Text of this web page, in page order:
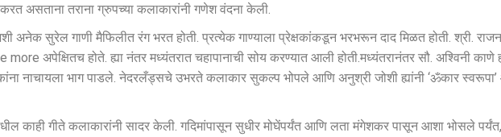
असताना तराना ग्रुपच्या कलाकारांनी गणेश वंदना केली.
अनेक सुरेल गाणी मैफिलीत रंग भरत होती. प्रत्येक गाण्याला प्रेक्षकांकडून भरभरून दाद मिळत होती. श्री. राजन
अपेक्षितच होते. ह्या नंतर मध्यंतरात चहापानाची सोय करण्यात आली होती.मध्यंतरानंतर सौ. अश्विनी काणे
नाचायला भाग पाडले. नेदरलँड्सचे उभरते कलाकार सुकल्प भोपले आणि अनुश्री जोशी ह्यांनी ‘ॐकार स्वरूपा’
काही गीते कलाकारांनी सादर केली. गदिमांपासून सुधीर मोघेंपर्यंत आणि लता मंगेशकर पासून आशा भोसले पर्यंत,